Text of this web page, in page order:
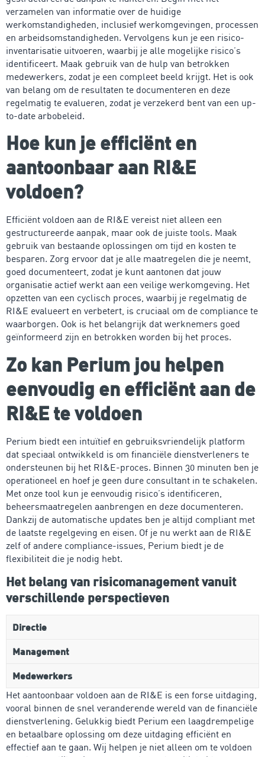
verzamelen van informatie over de huidige
werkomstandigheden, inclusief werkomgevingen, processen
en arbeidsomstandigheden. Vervolgens kun je een risico-
inventarisatie uitvoeren, waarbij je alle mogelijke risico’s
identificeert. Maak gebruik van de hulp van betrokken
medewerkers, zodat je een compleet beeld krijgt. Het is ook
van belang om de resultaten te documenteren en deze
regelmatig te evalueren, zodat je verzekerd bent van een up-
to-date arbobeleid.
Hoe kun je efficiënt en
aantoonbaar aan RI&E
voldoen?
Efficiënt voldoen aan de RI&E vereist niet alleen een
gestructureerde aanpak, maar ook de juiste tools. Maak
gebruik van bestaande oplossingen om tijd en kosten te
besparen. Zorg ervoor dat je alle maatregelen die je neemt,
goed documenteert, zodat je kunt aantonen dat jouw
organisatie actief werkt aan een veilige werkomgeving. Het
opzetten van een cyclisch proces, waarbij je regelmatig de
RI&E evalueert en verbetert, is cruciaal om de compliance te
waarborgen. Ook is het belangrijk dat werknemers goed
geïnformeerd zijn en betrokken worden bij het proces.
Zo kan Perium jou helpen
eenvoudig en efficiënt aan de
RI&E te voldoen
Perium biedt een intuïtief en gebruiksvriendelijk platform
dat speciaal ontwikkeld is om financiële dienstverleners te
ondersteunen bij het RI&E-proces. Binnen 30 minuten ben je
operationeel en hoef je geen dure consultant in te schakelen.
Met onze tool kun je eenvoudig risico’s identificeren,
beheersmaatregelen aanbrengen en deze documenteren.
Dankzij de automatische updates ben je altijd compliant met
de laatste regelgeving en eisen. Of je nu werkt aan de RI&E
zelf of andere compliance-issues, Perium biedt je de
flexibiliteit die je nodig hebt.
Het belang van risicomanagement vanuit
verschillende perspectieven
Directie
Management
Medewerkers
Het aantoonbaar voldoen aan de RI&E is een forse uitdaging,
vooral binnen de snel veranderende wereld van de financiële
dienstverlening. Gelukkig biedt Perium een laagdrempelige
en betaalbare oplossing om deze uitdaging efficiënt en
effectief aan te gaan. Wij helpen je niet alleen om te voldoen